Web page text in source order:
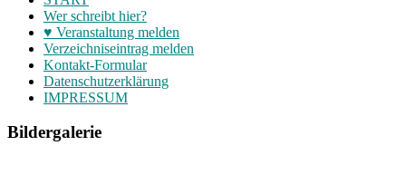
Wer schreibt hier?
♥ Veranstaltung melden
Verzeichniseintrag melden
Kontakt-Formular
Datenschutzerklärung
IMPRESSUM
Bildergalerie